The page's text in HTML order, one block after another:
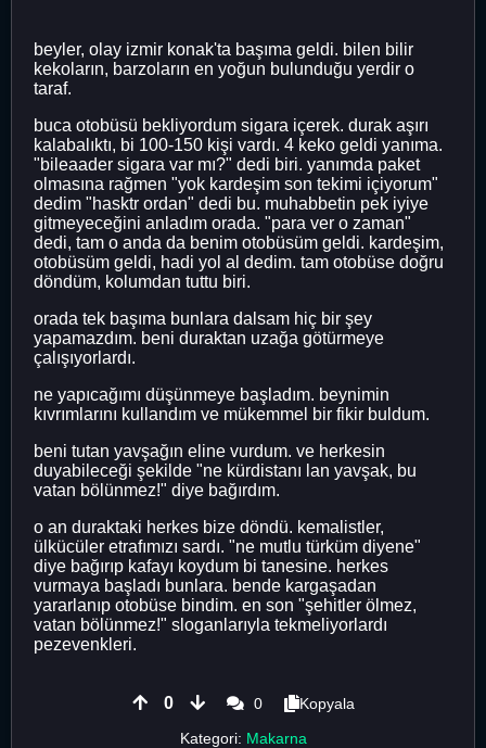
beyler, olay izmir konak'ta başıma geldi. bilen bilir
kekoların, barzoların en yoğun bulunduğu yerdir o
taraf.
buca otobüsü bekliyordum sigara içerek. durak aşırı
kalabalıktı, bi 100-150 kişi vardı. 4 keko geldi yanıma.
"bileaader sigara var mı?" dedi biri. yanımda paket
olmasına rağmen "yok kardeşim son tekimi içiyorum"
dedim "hasktr ordan" dedi bu. muhabbetin pek iyiye
gitmeyeceğini anladım orada. "para ver o zaman"
dedi, tam o anda da benim otobüsüm geldi. kardeşim,
otobüsüm geldi, hadi yol al dedim. tam otobüse doğru
döndüm, kolumdan tuttu biri.
orada tek başıma bunlara dalsam hiç bir şey
yapamazdım. beni duraktan uzağa götürmeye
çalışıyorlardı.
ne yapıcağımı düşünmeye başladım. beynimin
kıvrımlarını kullandım ve mükemmel bir fikir buldum.
beni tutan yavşağın eline vurdum. ve herkesin
duyabileceği şekilde "ne kürdistanı lan yavşak, bu
vatan bölünmez!" diye bağırdım.
o an duraktaki herkes bize döndü. kemalistler,
ülkücüler etrafımızı sardı. "ne mutlu türküm diyene"
diye bağırıp kafayı koydum bi tanesine. herkes
vurmaya başladı bunlara. bende kargaşadan
yararlanıp otobüse bindim. en son "şehitler ölmez,
vatan bölünmez!" sloganlarıyla tekmeliyorlardı
pezevenkleri.
0 0
Kopyala
Kategori: Makarna